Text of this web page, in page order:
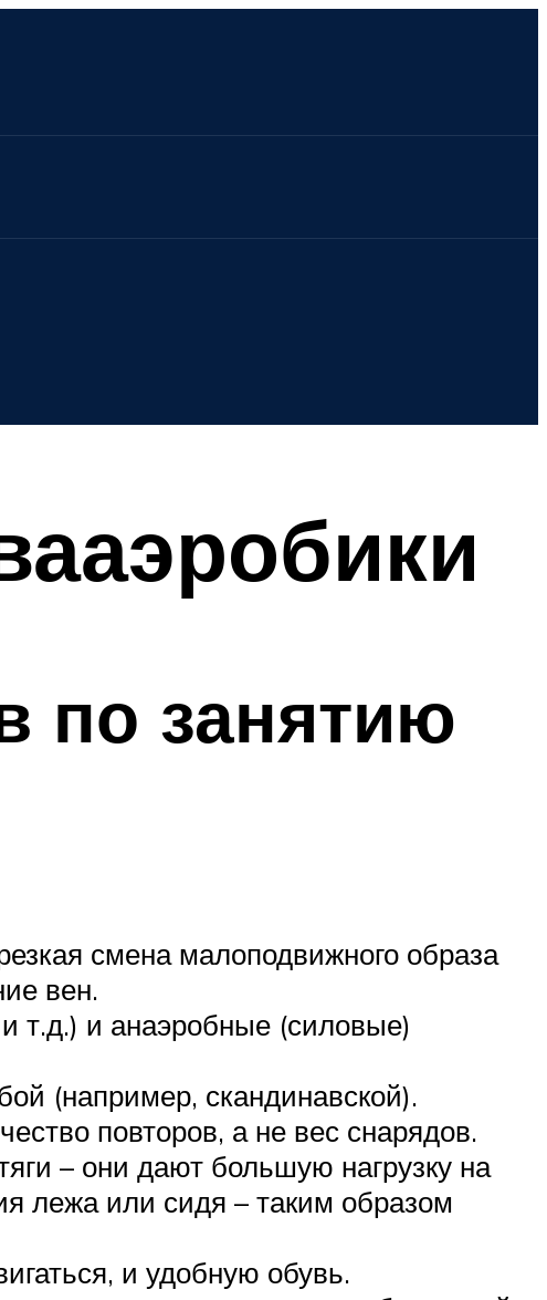
по занятию
смена малоподвижного образа
вен.
т.д.) и анаэробные (силовые)
(например, скандинавской).
повторов, а не вес снарядов.
– они дают большую нагрузку на
лежа или сидя – таким образом
и удобную обувь.